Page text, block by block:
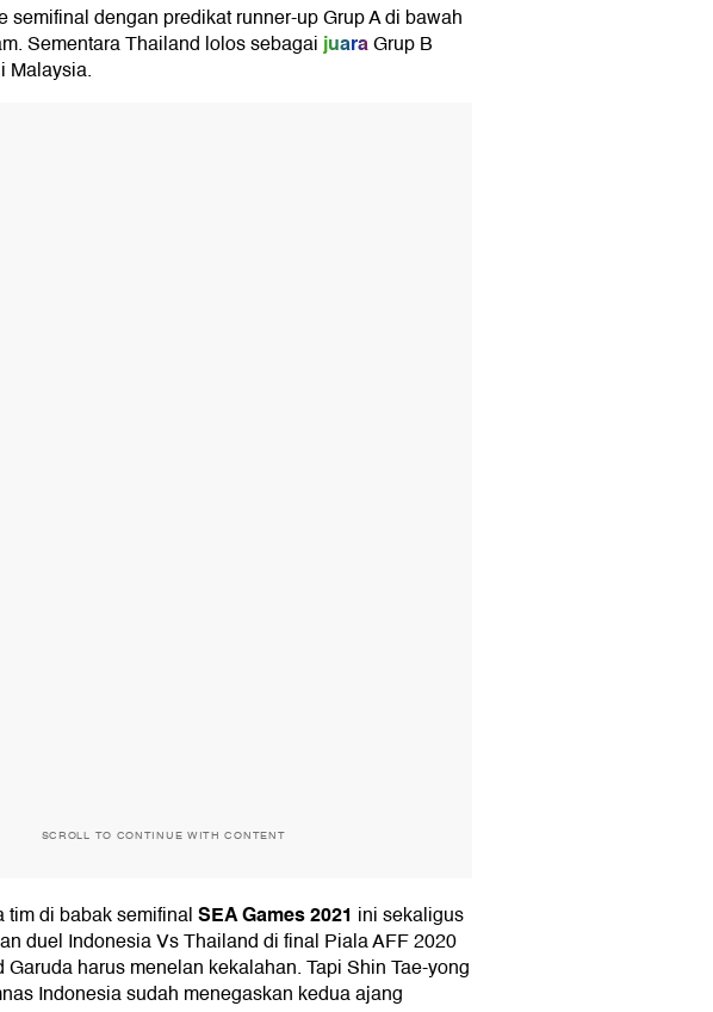
semifinal dengan predikat runner-up Grup A di bawah
Sementara Thailand lolos sebagaijuaraGrup B
Malaysia.
SCROLL TO CONTINUE WITH CONTENT
tim di babak semifinalSEA Games 2021 ini sekaligus
duel Indonesia Vs Thailand di final Piala AFF 2020
Garuda harus menelan kekalahan. Tapi Shin Tae-yong
Indonesia sudah menegaskan kedua ajang